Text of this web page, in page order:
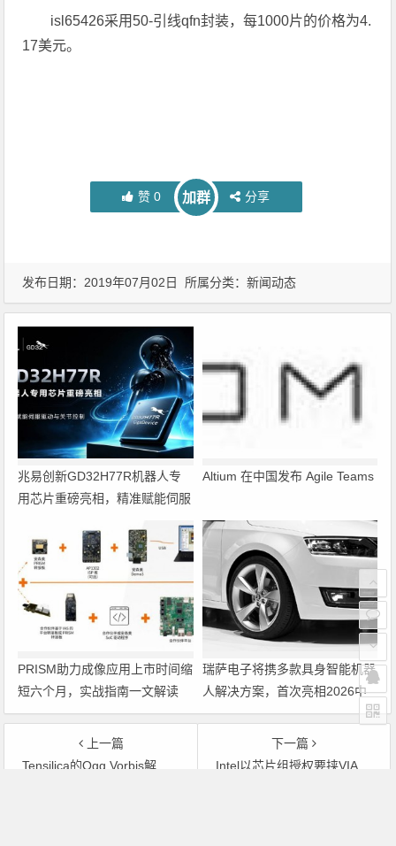
isl65426采用50-引线qfn封装，每1000片的价格为4.
17美元。
赞 0 加群 分享
发布日期：2019年07月02日 所属分类：新闻动态
兆易创新GD32H77R机器人专
用芯片重磅亮相，精准赋能伺服
Altium 在中国发布 Agile Teams
PRISM助力成像应用上市时间缩
短六个月，实战指南一文解读
瑞萨电子将携多款具身智能机器
人解决方案，首次亮相2026中
国具身智能机器人产业大会
上一篇
Tensilica的Ogg Vorbis解码器用于Xtensa HiFi 2音频引擎
下一篇
Intel以芯片组授权要挟VIA退出CPU市场